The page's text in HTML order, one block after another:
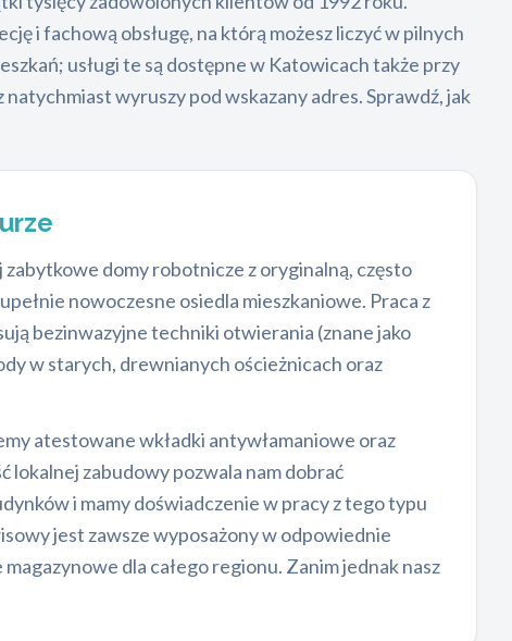
i fachową obsługę, na którą możesz liczyć w pilnych
usługi te są dostępne w Katowicach także przy
natychmiast wyruszy pod wskazany adres. Sprawdź, jak
domy robotnicze z oryginalną, często
nowoczesne osiedla mieszkaniowe. Praca z
bezinwazyjne techniki otwierania (znane jako
w starych, drewnianych ościeżnicach oraz
atestowane wkładki antywłamaniowe oraz
lokalnej zabudowy pozwala nam dobrać
i mamy doświadczenie w pracy z tego typu
jest zawsze wyposażony w odpowiednie
dla całego regionu. Zanim jednak nasz